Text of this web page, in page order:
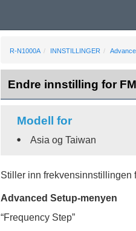
R-N1000A INNSTILLINGER
Endre innstilling for
Modell for
Asia og Taiwan
Stiller inn frekvensinnstillingen
Advanced Setup-menyen
“Frequency Step”